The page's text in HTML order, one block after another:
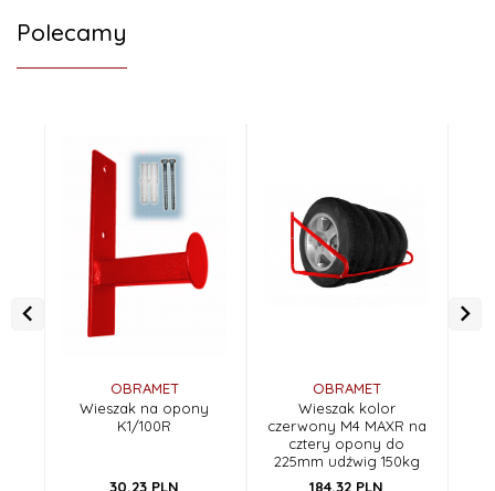
Polecamy
OBRAMET
Wieszak na opony
K1/100R
30,23 PLN
OBRAMET
Wieszak kolor
czerwony M4 MAXR na
cztery opony do
225mm udźwig 150kg
184,32 PLN